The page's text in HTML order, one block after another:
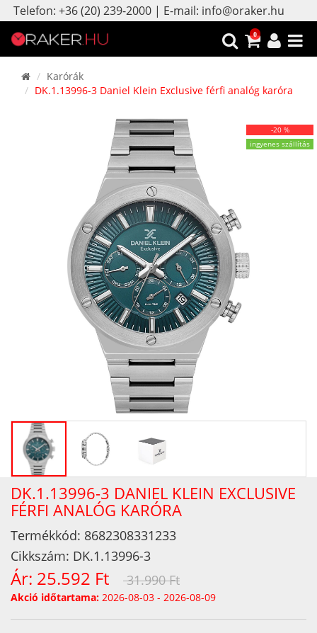
Telefon: +36 (20) 239-2000 | E-mail: info@oraker.hu
0
Karórák
DK.1.13996-3 Daniel Klein Exclusive férfi analóg karóra
-20 %
ingyenes szállítás
DK.1.13996-3 DANIEL KLEIN EXCLUSIVE
FÉRFI ANALÓG KARÓRA
Termékkód: 8682308331233
Cikkszám: DK.1.13996-3
Ár: 25.592 Ft 31.990 Ft
Akció időtartama: 2026-08-03 - 2026-08-09